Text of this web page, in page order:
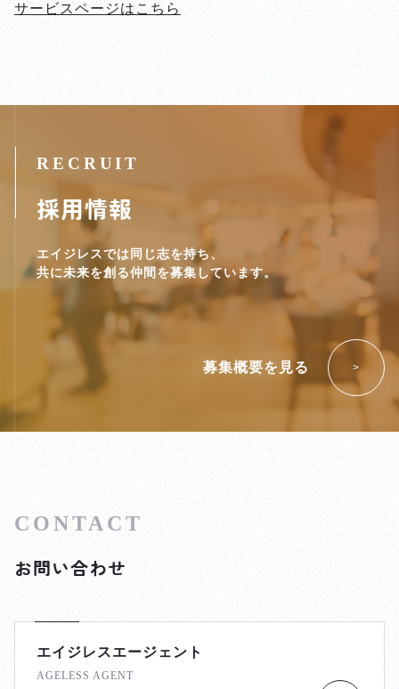
サービスページはこちら
採用情報
エイジレスでは同じ志を持ち、
共に未来を創る仲間を募集しています。
募集概要を見る >
お問い合わせ
エイジレスエージェント
AGELESS AGENT